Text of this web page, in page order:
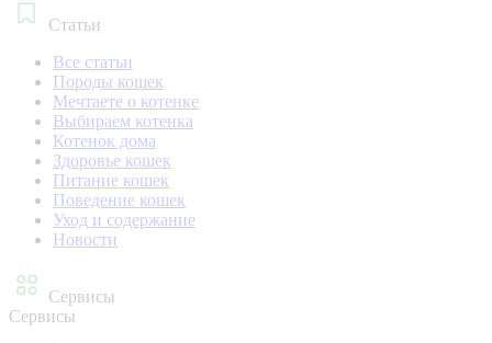
Статьи
Все статьи
Породы кошек
Мечтаете о котенке
Выбираем котенка
Котенок дома
Здоровье кошек
Питание кошек
Поведение кошек
Уход и содержание
Новости
Сервисы
Сервисы